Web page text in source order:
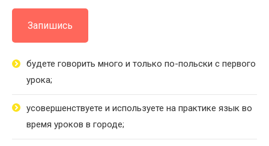
Запишись
будете говорить много и только по-польски с первого
урока;
усовершенствуете и используете на практике язык во
время уроков в городе;